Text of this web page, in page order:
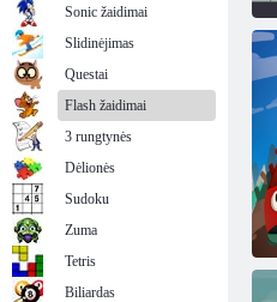
Sonic žaidimai
Slidinėjimas
Questai
Flash žaidimai
3 rungtynės
Dėlionės
Sudoku
Zuma
Tetris
Biliardas